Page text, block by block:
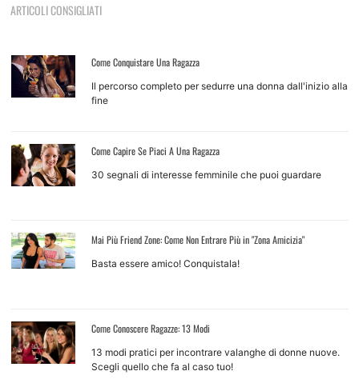
ARTICOLI CONSIGLIATI
Come Conquistare Una Ragazza
Il percorso completo per sedurre una donna dall'inizio alla
fine
Come Capire Se Piaci A Una Ragazza
30 segnali di interesse femminile che puoi guardare
Mai Più Friend Zone: Come Non Entrare Più in "Zona Amicizia"
Basta essere amico! Conquistala!
Come Conoscere Ragazze: 13 Modi
13 modi pratici per incontrare valanghe di donne nuove.
Scegli quello che fa al caso tuo!